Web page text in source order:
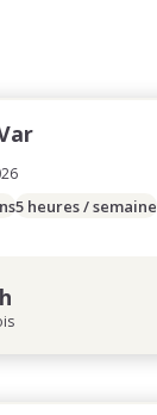
5 heures / semaine